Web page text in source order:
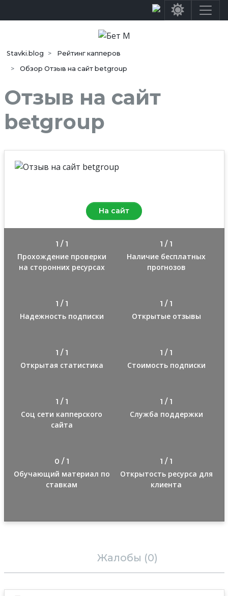
Stavki.blog
Рейтинг капперов
Обзор Отзыв на сайт betgroup
Отзыв на сайт
betgroup
На сайт
1 / 1
Прохождение проверки
на сторонних ресурсах
1 / 1
Наличие бесплатных
прогнозов
1 / 1
Надежность подписки
1 / 1
Открытые отзывы
1 / 1
Открытая статистика
1 / 1
Стоимость подписки
1 / 1
Соц сети капперского
сайта
1 / 1
Служба поддержки
0 / 1
Обучающий материал по
ставкам
1 / 1
Открытость ресурса для
клиента
Жалобы (0)